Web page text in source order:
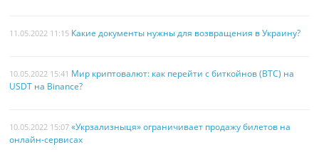
11.05.2022 11:15 Какие документы нужны для возвращения в Украину?
10.05.2022 15:41 Мир криптовалют: как перейти с биткойнов (BTC) на
USDT на Binance?
10.05.2022 15:07 «Укрзализныця» ограничивает продажу билетов на
онлайн-сервисах